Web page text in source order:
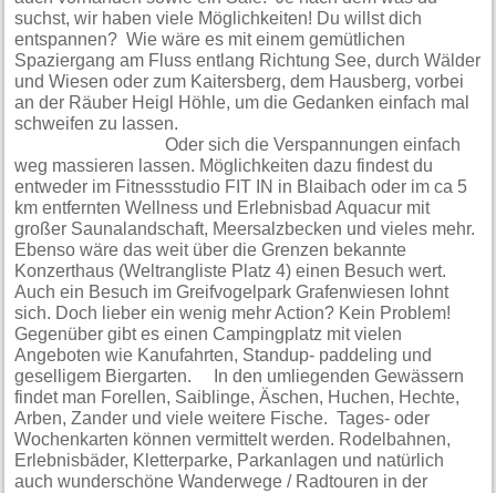
suchst, wir haben viele Möglichkeiten! Du willst dich
entspannen? Wie wäre es mit einem gemütlichen
Spaziergang am Fluss entlang Richtung See, durch Wälder
und Wiesen oder zum Kaitersberg, dem Hausberg, vorbei
an der Räuber Heigl Höhle, um die Gedanken einfach mal
schweifen zu lassen.
Oder sich die Verspannungen einfach
weg massieren lassen. Möglichkeiten dazu findest du
entweder im Fitnessstudio FIT IN in Blaibach oder im ca 5
km entfernten Wellness und Erlebnisbad Aquacur mit
großer Saunalandschaft, Meersalzbecken und vieles mehr.
Ebenso wäre das weit über die Grenzen bekannte
Konzerthaus (Weltrangliste Platz 4) einen Besuch wert.
Auch ein Besuch im Greifvogelpark Grafenwiesen lohnt
sich. Doch lieber ein wenig mehr Action? Kein Problem!
Gegenüber gibt es einen Campingplatz mit vielen
Angeboten wie Kanufahrten, Standup- paddeling und
geselligem Biergarten. In den umliegenden Gewässern
findet man Forellen, Saiblinge, Äschen, Huchen, Hechte,
Arben, Zander und viele weitere Fische. Tages- oder
Wochenkarten können vermittelt werden. Rodelbahnen,
Erlebnisbäder, Kletterparke, Parkanlagen und natürlich
auch wunderschöne Wanderwege / Radtouren in der